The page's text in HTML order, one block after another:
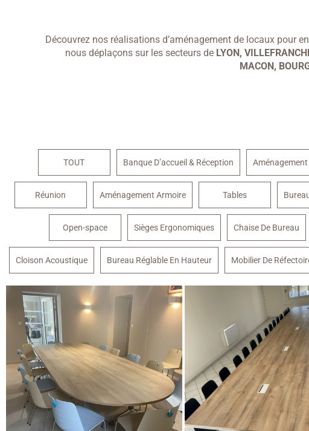
Découvrez nos réalisations d’aménagement de locaux pour
nous déplaçons sur les secteurs de LYON,
MACON,
TOUT Banque D’accueil & Réception Aménagement
Réunion Aménagement Armoire Tables
Open-space Sièges Ergonomiques Chaise De Bureau
Cloison Acoustique Bureau Réglable En Hauteur Mobilier De